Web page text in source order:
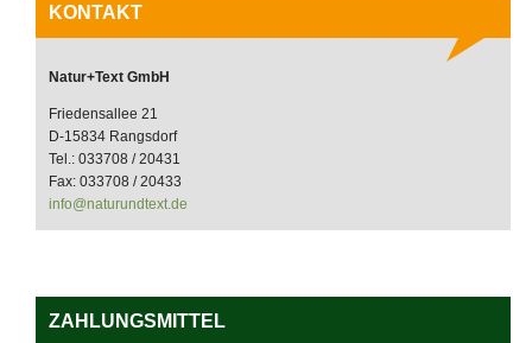
KONTAKT
Natur+Text GmbH
Friedensallee 21
D-15834 Rangsdorf
Tel.: 033708 / 20431
Fax: 033708 / 20433
info@naturundtext.de
ZAHLUNGSMITTEL